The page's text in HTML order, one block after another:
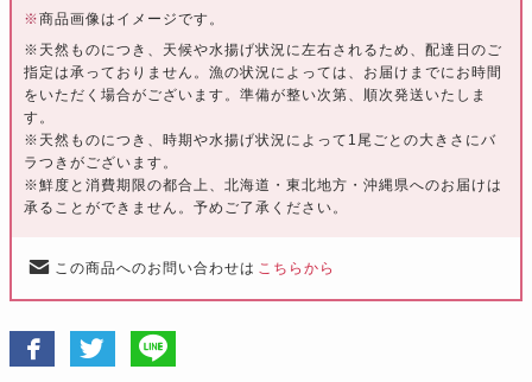
※商品画像はイメージです。
※天然ものにつき、天候や水揚げ状況に左右されるため、配達日のご
指定は承っておりません。漁の状況によっては、お届けまでにお時間
をいただく場合がございます。準備が整い次第、順次発送いたしま
す。
※天然ものにつき、時期や水揚げ状況によって1尾ごとの大きさにバ
ラつきがございます。
※鮮度と消費期限の都合上、北海道・東北地方・沖縄県へのお届けは
承ることができません。予めご了承ください。
この商品へのお問い合わせは こちらから